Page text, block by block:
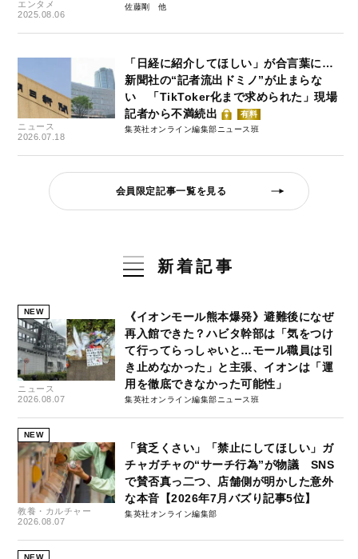
エンタメ
2025.08.06
佐藤剛
ニュース
2026.07.18
「日経に紹介してほしい」が合言葉に…
新聞社の“記者流出ドミノ”が止まらな
い 「TikToker化まで求められた」現場
記者から不満続出
有料
集英社オンライン編集部ニュース班
会員限定記事一覧を見る
新着記事
NEW
ニュース
2026.08.07
《イオンモール熊本爆発》避難後になぜ
再入館できた？ハビタ幹部は「気をつけ
て行ってらっしゃいと…モール職員は引
き止めなかった」と主張、イオンは「運
用を徹底できなかった可能性」
集英社オンライン編集部ニュース班
NEW
教養・カルチャー
2026.08.07
「貧乏くさい」「禁止にしてほしい」ガ
チャガチャの“サーチ行為”が物議 SNS
で賛否真っ二つ、店舗側が明かした意外
な本音【2026年7月バズり記事5位】
集英社オンライン編集部